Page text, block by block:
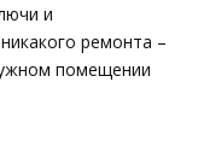
и
ремонта –
помещении